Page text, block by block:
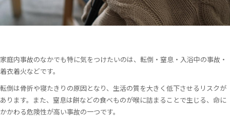
家庭内事故のなかでも特に気をつけたいのは、転倒・窒息・入浴中の事故・
着衣着火などです。
転倒は骨折や寝たきりの原因となり、生活の質を大きく低下させるリスクが
あります。また、窒息は餅などの食べものが喉に詰まることで生じる、命に
かかわる危険性が高い事故の一つです。